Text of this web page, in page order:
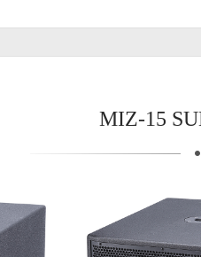
MIZ-15